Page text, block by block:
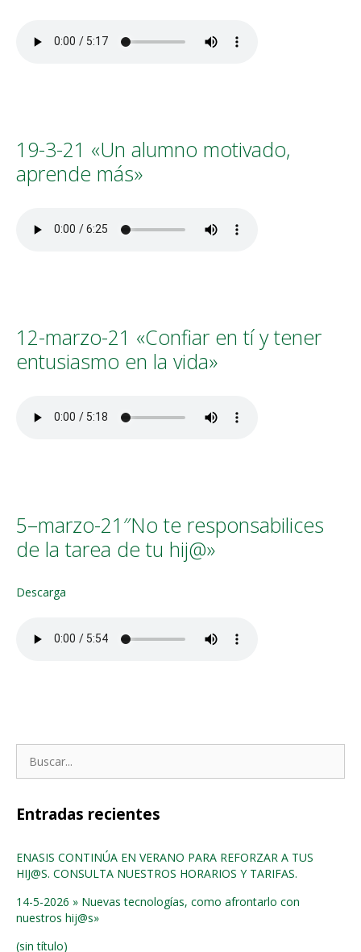
19-3-21 «Un alumno motivado,
aprende más»
12-marzo-21 «Confiar en tí y tener
entusiasmo en la vida»
5–marzo-21″No te responsabilices
de la tarea de tu hij@»
Descarga
Entradas recientes
ENASIS CONTINÚA EN VERANO PARA REFORZAR A TUS
HIJ@S. CONSULTA NUESTROS HORARIOS Y TARIFAS.
14-5-2026 » Nuevas tecnologías, como afrontarlo con
nuestros hij@s»
(sin título)